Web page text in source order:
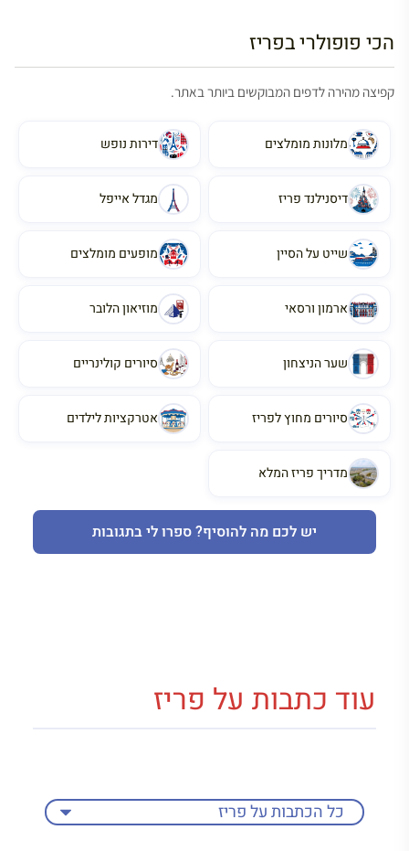
הכי פופולרי בפריז
קפיצה מהירה לדפים המבוקשים ביותר באתר.
מלונות מומלצים דירות נופש
דיסנילנד פריז מגדל אייפל
שייט על הסיין מופעים מומלצים
ארמון ורסאי מוזיאון הלובר
שער הניצחון סיורים קולינריים
סיורים מחוץ לפריז אטרקציות לילדים
מדריך פריז המלא
יש לכם מה להוסיף? ספרו לי בתגובות
עוד כתבות על פריז